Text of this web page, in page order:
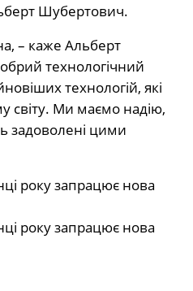
Шубертович.
– каже Альберт
технологічний
технологій, які
світу. Ми маємо надію,
задоволені цими